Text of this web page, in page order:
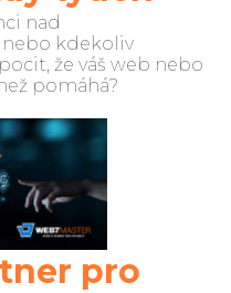
nad
nebo kdekoliv
že váš web nebo
pomáhá?
pro